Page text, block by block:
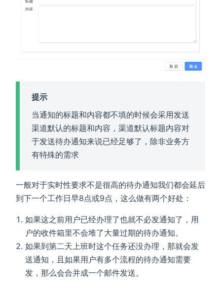
提示
当通知的标题和内容都不填的时候会采用发送
渠道默认的标题和内容，渠道默认标题内容对
于发送待办通知来说已经足够了，除非业务方
有特殊的需求
一般对于实时性要求不是很高的待办通知我们都会延后
到下一个工作日早8点或9点，这么做有两个好处：
如果这之前用户已经办理了也就不必发通知了，用
户的收件箱里不会堆了大量过期的待办通知。
如果到第二天上班时这个任务还没办理，那就会发
送通知，且如果用户有多个流程的待办通知需要
发，那么会合并成一个邮件发送。